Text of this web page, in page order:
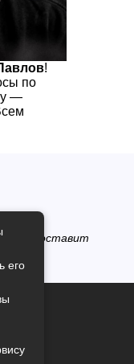
!
по
—
его оставит
его